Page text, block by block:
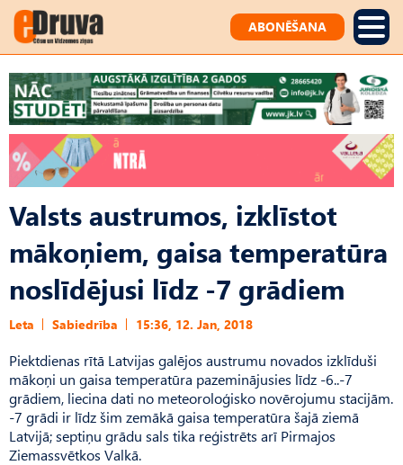
ABONĒŠANA
Valsts austrumos, izklīstot
mākoņiem, gaisa temperatūra
noslīdējusi līdz -7 grādiem
Leta Sabiedrība 15:36, 12. Jan, 2018
Piektdienas rītā Latvijas galējos austrumu novados izklīduši
mākoņi un gaisa temperatūra pazeminājusies līdz -6..-7
grādiem, liecina dati no meteoroloģisko novērojumu stacijām.
-7 grādi ir līdz šim zemākā gaisa temperatūra šajā ziemā
Latvijā; septiņu grādu sals tika reģistrēts arī Pirmajos
Ziemassvētkos Valkā.